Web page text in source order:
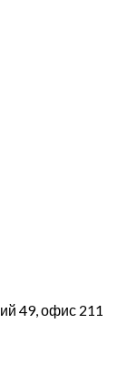
49, офис 211